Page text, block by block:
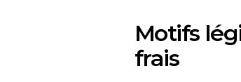
Motifs
frais